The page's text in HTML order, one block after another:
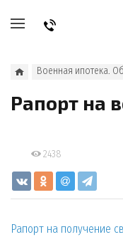
Военная ипотека.
Рапорт на
2438
Рапорт на получение